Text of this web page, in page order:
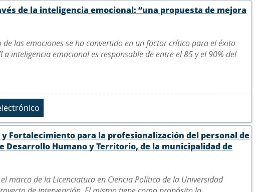
de la inteligencia emocional: “una propuesta de mejora
las emociones se ha convertido en un factor crítico para el éxito
inteligencia emocional es responsable de entre el 85 y el 90% del
Fortalecimiento para la profesionalización del personal de
Desarrollo Humano y Territorio, de la municipalidad de
marco de la Licenciatura en Ciencia Política de la Universidad